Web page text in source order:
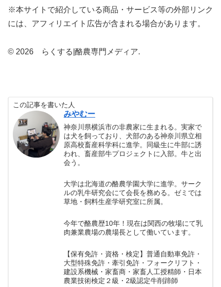
※本サイトで紹介している商品・サービス等の外部リンク
には、アフィリエイト広告が含まれる場合があります。
© 2026 らくする|酪農専門メディア.
この記事を書いた人
みやむー
神奈川県横浜市の非農家に生まれる。実家で
は犬を飼っており、犬部のある神奈川県立相
原高校畜産科学科に進学。同級生に牛部に誘
われ、畜産部牛プロジェクトに入部。牛と出
会う。
大学は北海道の酪農学園大学に進学。サーク
ルの乳牛研究会にて会長を務める。ゼミでは
草地・飼料生産学研究室に所属。
今年で酪農歴10年！現在は関西の牧場にて乳
肉兼業農場の農場長として働いています。
【保有免許・資格・検定】普通自動車免許・
大型特殊免許・牽引免許・フォークリフト・
建設系機械・家畜商・家畜人工授精師・日本
農業技術検定２級・2級認定牛削蹄師